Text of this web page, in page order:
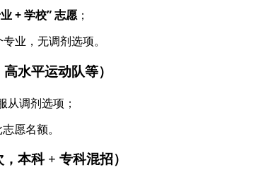
+ 学校” 志愿 ；
业，无调剂选项。
水平运动队等）
从调剂选项；
愿名额。
本科 + 专科混招）